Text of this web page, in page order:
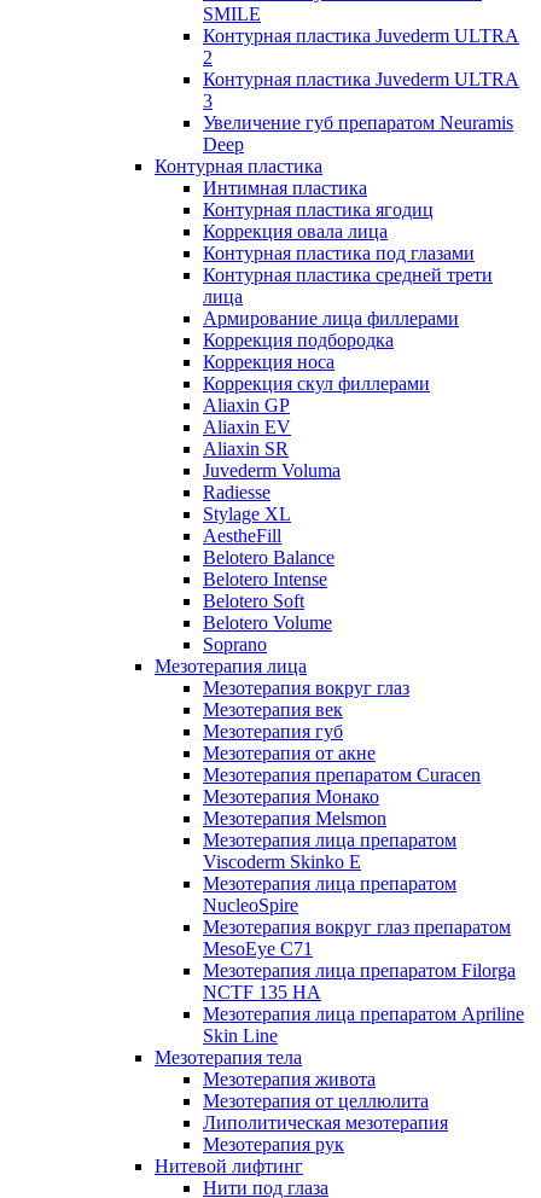
SMILE
Контурная пластика Juvederm ULTRA
2
Контурная пластика Juvederm ULTRA
3
Увеличение губ препаратом Neuramis
Deep
Контурная пластика
Интимная пластика
Контурная пластика ягодиц
Коррекция овала лица
Контурная пластика под глазами
Контурная пластика средней трети
лица
Армирование лица филлерами
Коррекция подбородка
Коррекция носа
Коррекция скул филлерами
Aliaxin GP
Aliaxin EV
Aliaxin SR
Juvederm Voluma
Radiesse
Stylage XL
AestheFill
Belotero Balance
Belotero Intense
Belotero Soft
Belotero Volume
Soprano
Мезотерапия лица
Мезотерапия вокруг глаз
Мезотерапия век
Мезотерапия губ
Мезотерапия от акне
Мезотерапия препаратом Curacen
Мезотерапия Монако
Мезотерапия Melsmon
Мезотерапия лица препаратом
Viscoderm Skinko E
Мезотерапия лица препаратом
NucleoSpire
Мезотерапия вокруг глаз препаратом
MesoEye С71
Мезотерапия лица препаратом Filorga
NCTF 135 HA
Мезотерапия лица препаратом Apriline
Skin Line
Мезотерапия тела
Мезотерапия живота
Мезотерапия от целлюлита
Липолитическая мезотерапия
Мезотерапия рук
Нитевой лифтинг
Нити под глаза